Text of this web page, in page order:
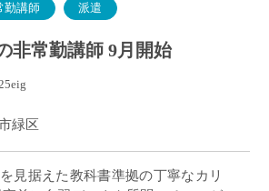
勤講師 派遣
非常勤講師 9月開始
緑区
見据えた教科書準拠の丁寧なカリ